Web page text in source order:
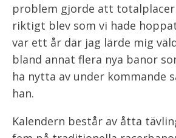
problem gjorde att
riktigt blev som vi hade
var ett år där jag lärde mig
bland annat flera nya banor
ha nytta av under kommande
han.
Kalendern består av åtta